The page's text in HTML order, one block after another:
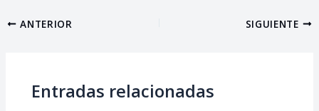
ANTERIOR SIGUIENTE
Entradas relacionadas